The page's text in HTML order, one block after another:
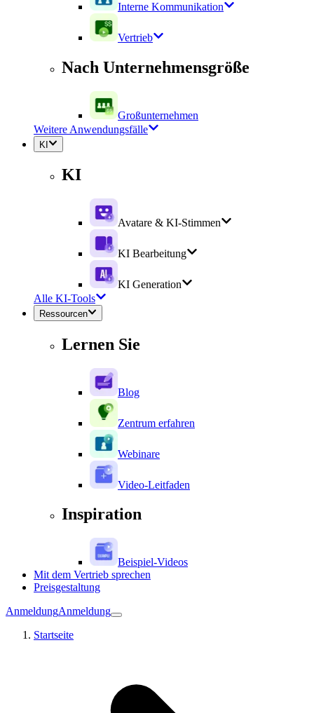
Interne Kommunikation
Vertrieb
Nach Unternehmensgröße
Großunternehmen
Weitere Anwendungsfälle
KI
KI
Avatare & KI-Stimmen
KI Bearbeitung
KI Generation
Alle KI-Tools
Ressourcen
Lernen Sie
Blog
Zentrum erfahren
Webinare
Video-Leitfaden
Inspiration
Beispiel-Videos
Mit dem Vertrieb sprechen
Preisgestaltung
AnmeldungAnmeldung
Startseite